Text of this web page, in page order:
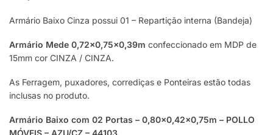
Armário Baixo Cinza possui 01 – Repartição interna (Bandeja)
Armário Mede 0,72×0,75×0,39m confeccionado em MDP de
15mm cor CINZA / CINZA.
As Ferragem, puxadores, corrediças e Ponteiras estão todas
inclusas no produto.
Armário Baixo com 02 Portas – 0,80×0,42×0,75m – POLLO